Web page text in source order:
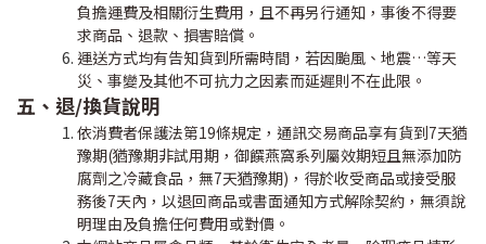
負擔運費及相關衍生費用，且不再另行通知，事後不得要
求商品、退款、損害賠償。
運送方式均有告知貨到所需時間，若因颱風、地震…等天
災、事變及其他不可抗力之因素而延遲則不在此限。
五、退/換貨說明
依消費者保護法第19條規定，通訊交易商品享有貨到7天猶
豫期(猶豫期非試用期，御饌燕窩系列屬效期短且無添加防
腐劑之冷藏食品，無7天猶豫期) ，得於收受商品或接受服
務後7天內，以退回商品或書面通知方式解除契約，無須說
明理由及負擔任何費用或對價。